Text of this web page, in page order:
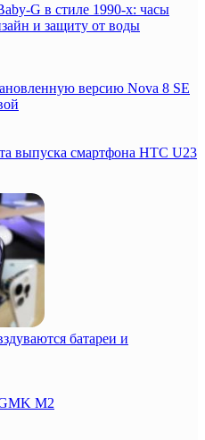
G в стиле 1990-х: часы
и защиту от воды
версию Nova 8 SE
выпуска смартфона HTC U23
батареи и
M2